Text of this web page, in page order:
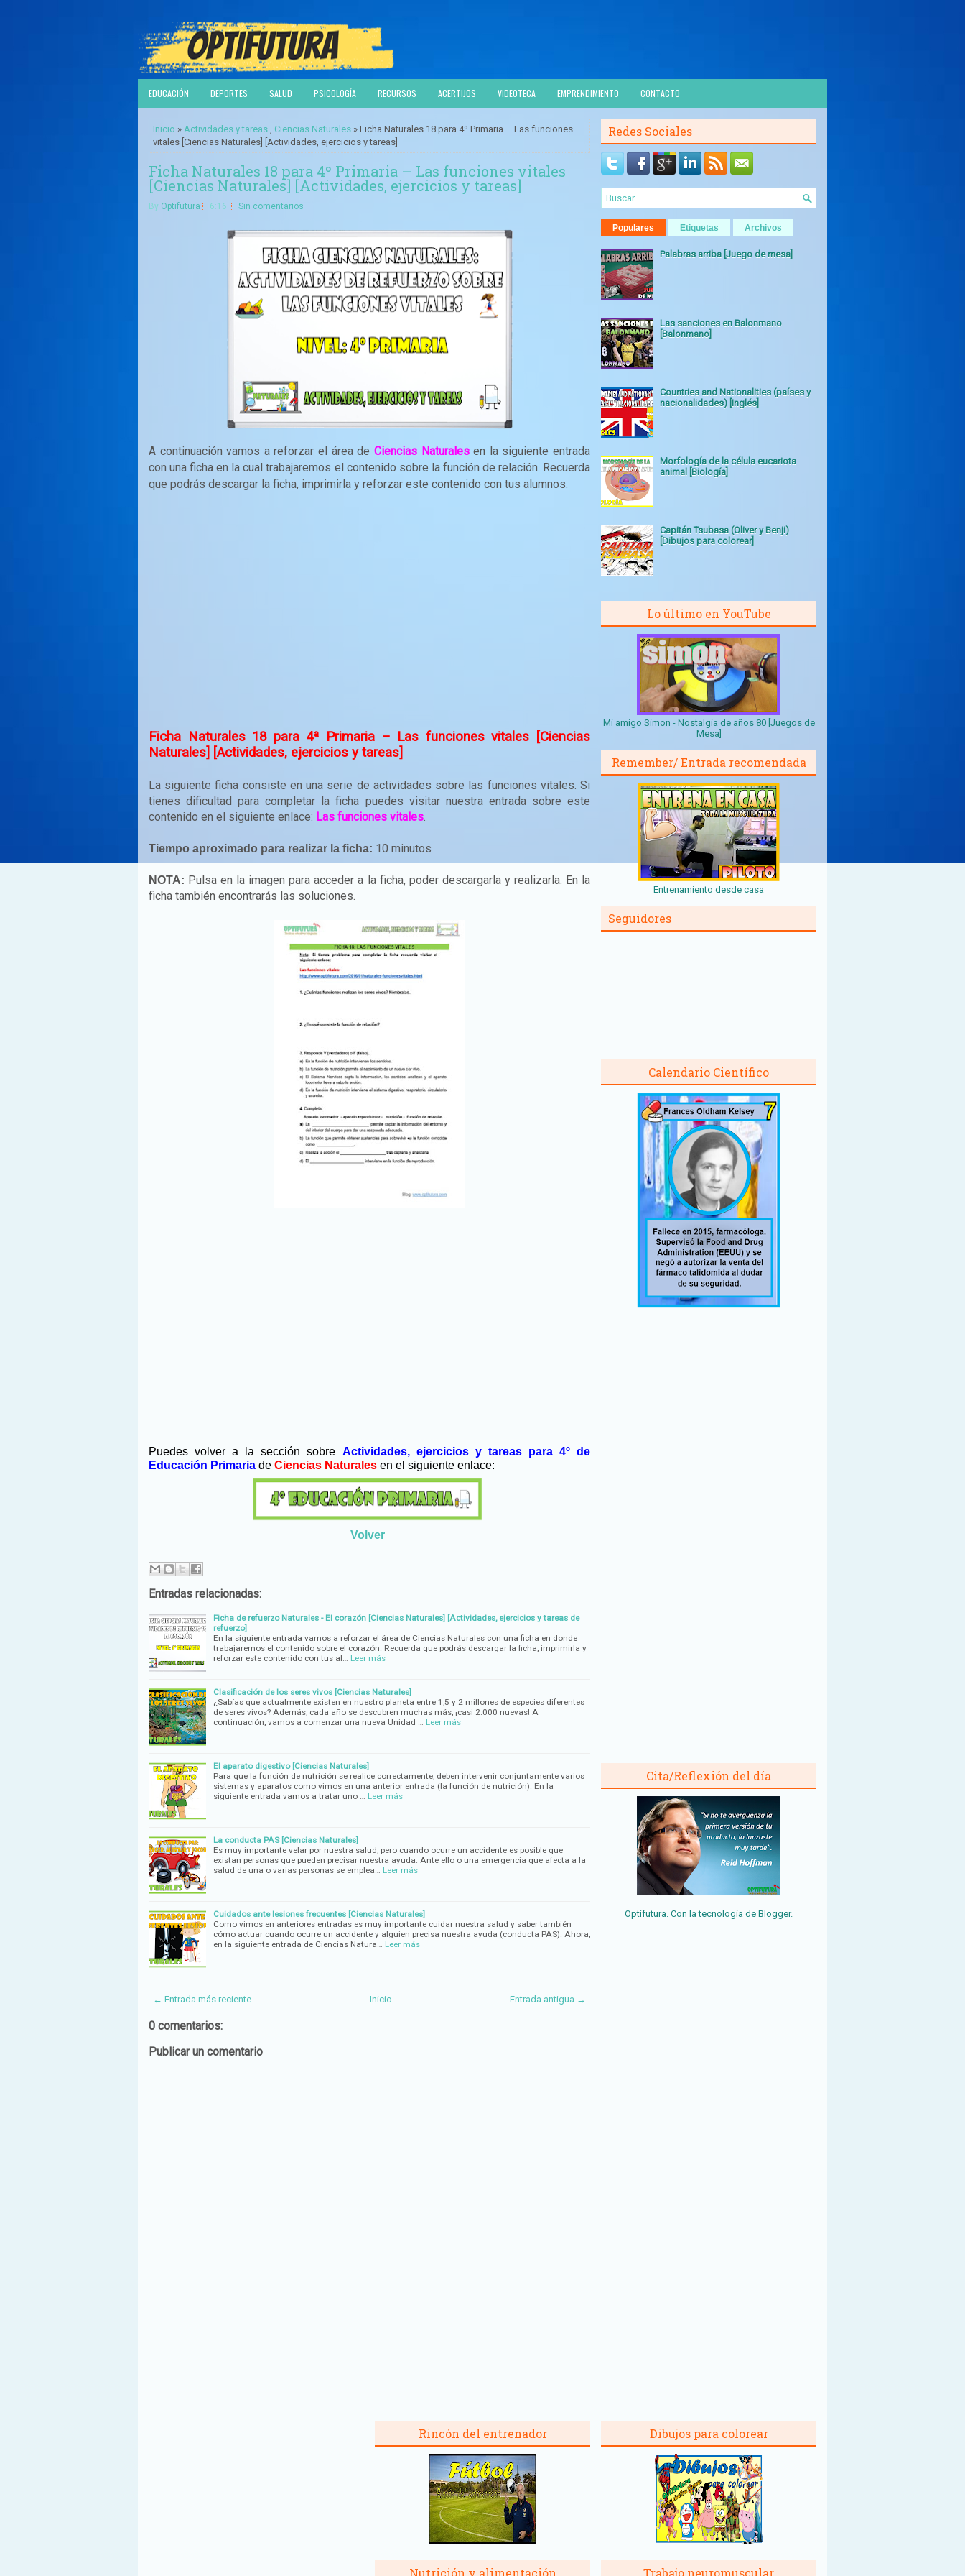
EDUCACIÓN DEPORTES SALUD PSICOLOGÍA RECURSOS ACERTIJOS VIDEOTECA EMPRENDIMIENTO CONTACTO
Inicio » Actividades y tareas , Ciencias Naturales » Ficha Naturales 18 para 4º Primaria – Las funciones
vitales [Ciencias Naturales] [Actividades, ejercicios y tareas]
Ficha Naturales 18 para 4º Primaria – Las funciones vitales
[Ciencias Naturales] [Actividades, ejercicios y tareas]
By Optifutura 6:16 Sin comentarios
A continuación vamos a reforzar el área de Ciencias Naturalesen la siguiente entrada
con una ficha en la cual trabajaremos el contenido sobre la función de relación. Recuerda
que podrás descargar la ficha, imprimirla y reforzar este contenido con tus alumnos.
Ficha Naturales 18 para 4ª Primaria – Las funciones vitales [Ciencias
Naturales] [Actividades, ejercicios y tareas]
La siguiente ficha consiste en una serie de actividades sobre las funciones vitales. Si
tienes dificultad para completar la ficha puedes visitar nuestra entrada sobre este
contenido en el siguiente enlace: Las funciones vitales.
Tiempo aproximado para realizar la ficha: 10 minutos
NOTA: Pulsa en la imagen para acceder a la ficha, poder descargarla y realizarla. En la
ficha también encontrarás las soluciones.
Puedes volver a la sección sobre Actividades, ejercicios y tareas para 4º de
Educación Primaria de Ciencias Naturales en el siguiente enlace:
Volver
Entradas relacionadas:
Ficha de refuerzo Naturales - El corazón [Ciencias Naturales] [Actividades, ejercicios y tareas de
refuerzo]
En la siguiente entrada vamos a reforzar el área de Ciencias Naturales con una ficha en donde
trabajaremos el contenido sobre el corazón. Recuerda que podrás descargar la ficha, imprimirla y
reforzar este contenido con tus al…
Leer más
Clasificación de los seres vivos [Ciencias Naturales]
¿Sabías que actualmente existen en nuestro planeta entre 1,5 y 2 millones de especies diferentes
de seres vivos? Además, cada año se descubren muchas más, ¡casi 2.000 nuevas! A
continuación, vamos a comenzar una nueva Unidad …
Leer más
El aparato digestivo [Ciencias Naturales]
Para que la función de nutrición se realice correctamente, deben intervenir conjuntamente varios
sistemas y aparatos como vimos en una anterior entrada (la función de nutrición). En la
siguiente entrada vamos a tratar uno …
Leer más
La conducta PAS [Ciencias Naturales]
Es muy importante velar por nuestra salud, pero cuando ocurre un accidente es posible que
existan personas que pueden precisar nuestra ayuda. Ante ello o una emergencia que afecta a la
salud de una o varias personas se emplea…
Leer más
Cuidados ante lesiones frecuentes [Ciencias Naturales]
Como vimos en anteriores entradas es muy importante cuidar nuestra salud y saber también
cómo actuar cuando ocurre un accidente y alguien precisa nuestra ayuda (conducta PAS). Ahora,
en la siguiente entrada de Ciencias Natura…
Leer más
← Entrada más reciente Entrada antigua →
Inicio
0 comentarios:
Publicar un comentario
Redes Sociales
Populares Etiquetas Archivos
Palabras arriba [Juego de mesa]
Las sanciones en Balonmano
[Balonmano]
Countries and Nationalities (países y
nacionalidades) [Inglés]
Morfología de la célula eucariota
animal [Biología]
Capitán Tsubasa (Oliver y Benji)
[Dibujos para colorear]
Lo último en YouTube
Mi amigo Simon - Nostalgia de años 80 [Juegos de
Mesa]
Remember/ Entrada recomendada
Entrenamiento desde casa
Seguidores
Calendario Científico
Cita/Reflexión del día
Optifutura. Con la tecnología de Blogger.
Rincón del entrenador
Nutrición y alimentación
Dibujos para colorear
Trabajo neuromuscular